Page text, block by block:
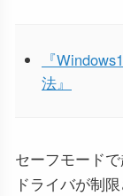
『
法』
セーフモード
ドライバが制